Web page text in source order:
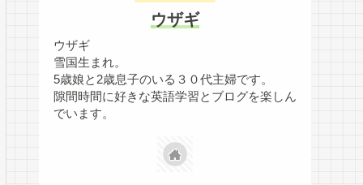
ウザギ
ウザギ
雪国生まれ。
5歳娘と2歳息子のいる３０代主婦です。
隙間時間に好きな英語学習とブログを楽しん
でいます。